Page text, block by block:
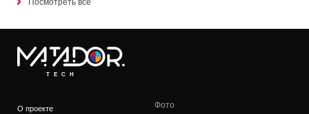
Посмотреть все
TECH
О проекте
Фото